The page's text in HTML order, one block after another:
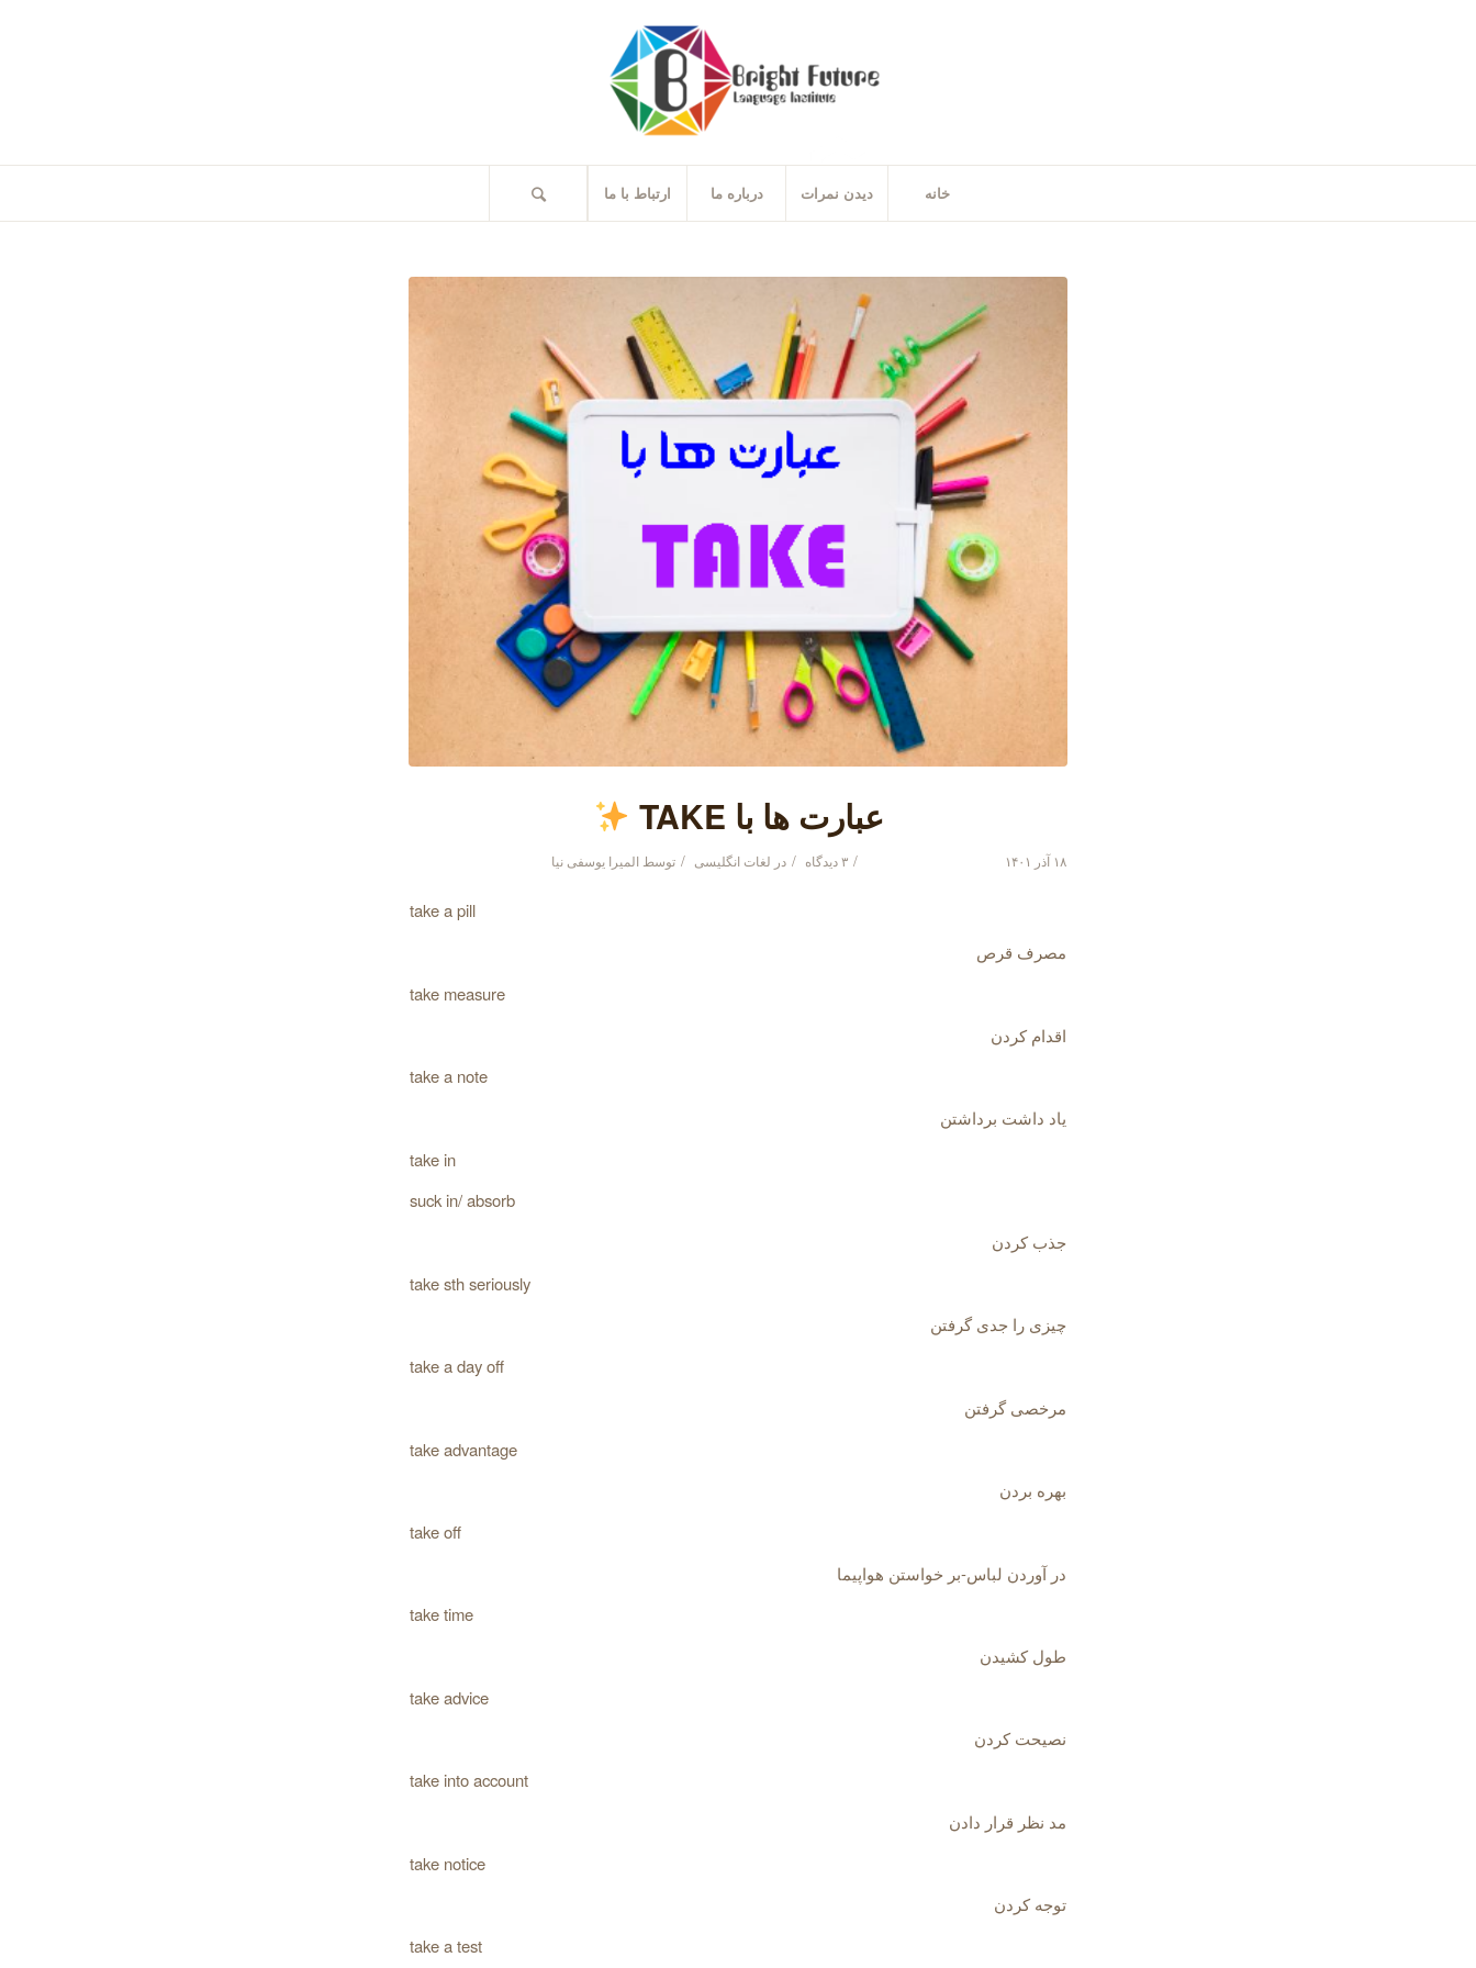
خانه دیدن نمرات درباره ما ارتباط با ما
عبارت ها با TAKE
۱۸ آذر ۱۴۰۱ / ۳ دیدگاه / در لغات انگلیسی / توسط المیرا یوسفی نیا
take a pill
مصرف قرص
take measure
اقدام کردن
take a note
یاد داشت برداشتن
take in
suck in/ absorb
جذب کردن
take sth seriously
چیزی را جدی گرفتن
take a day off
مرخصی گرفتن
take advantage
بهره بردن
take off
در آوردن لباس-بر خواستن هواپیما
take time
طول کشیدن
take advice
نصیحت کردن
take into account
مد نظر قرار دادن
take notice
توجه کردن
take a test